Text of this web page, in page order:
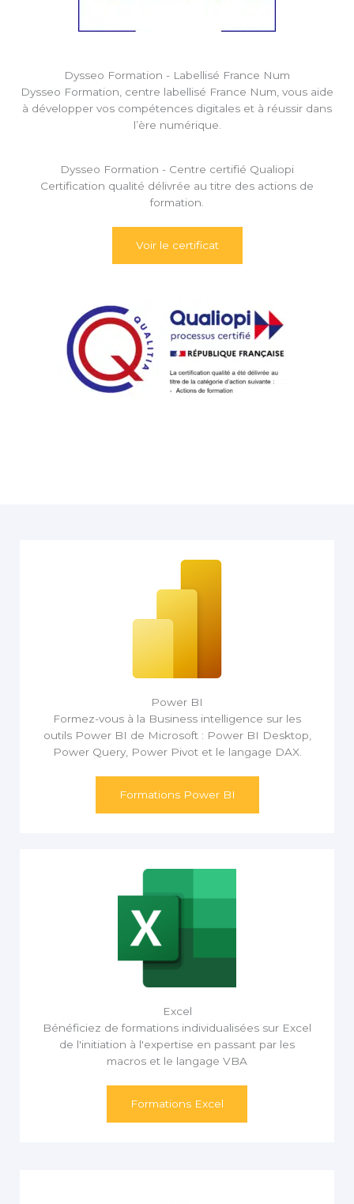
Dysseo Formation - Labellisé France Num
Dysseo Formation, centre labellisé France Num, vous aide
à développer vos compétences digitales et à réussir dans
l’ère numérique.
Dysseo Formation - Centre certifié Qualiopi
Certification qualité délivrée au titre des actions de
formation.
Voir le certificat
Power BI
Formez-vous à la Business intelligence sur les
outils Power BI de Microsoft : Power BI Desktop,
Power Query, Power Pivot et le langage DAX.
Formations Power BI
Excel
Bénéficiez de formations individualisées sur Excel
de l'initiation à l'expertise en passant par les
macros et le langage VBA
Formations Excel